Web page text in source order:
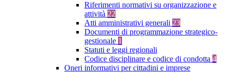
Riferimenti normativi su organizzazione e
attività 22
Atti amministrativi generali 23
Documenti di programmazione strategico-
gestionale 1
Statuti e leggi regionali
Codice disciplinare e codice di condotta 4
Oneri informativi per cittadini e imprese